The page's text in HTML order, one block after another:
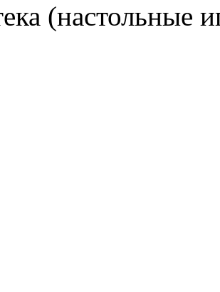
(настольные